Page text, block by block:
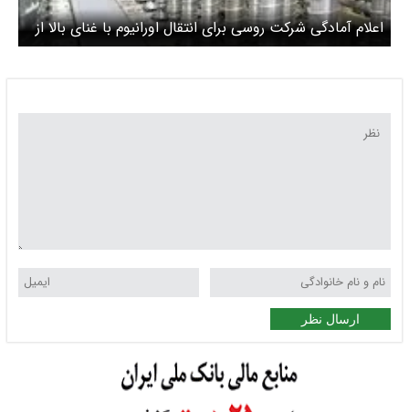
اعلام آمادگی شرکت روسی برای انتقال اورانیوم با غنای بالا از
ایران
ارسال نظر